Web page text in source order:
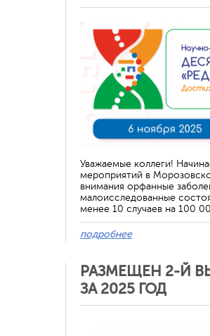
Уважаемые коллеги!
мероприятий в
внимания орфанные
малоисследованные
менее 10 случаев на 100
подробнее
РАЗМЕЩЕН 2-Й
ЗА 2025 ГОД
Отменить